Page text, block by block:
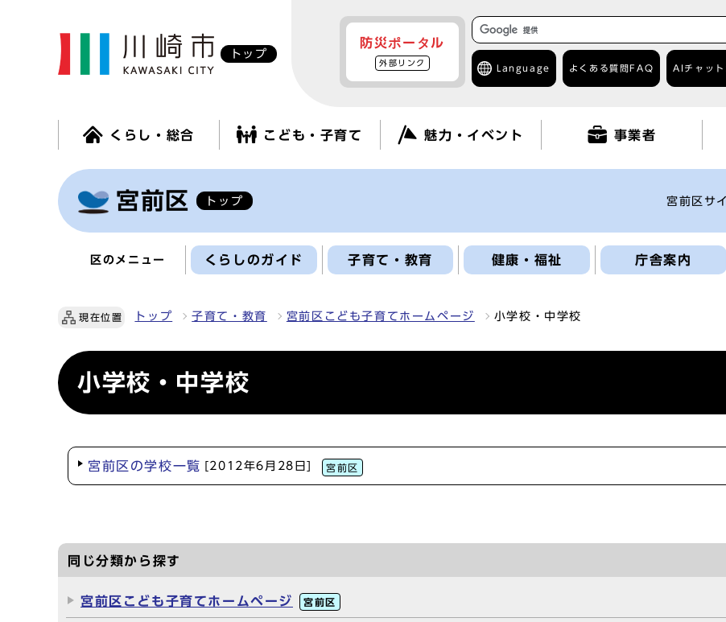
トップ
防災ポータル
外部リンク
Language よくある質問 FAQ AIチャット
くらし・総合 こども・子育て 魅力・イベント 事業者
宮前区 トップ 宮前区サ
区のメニュー くらしのガイド 子育て・教育 健康・福祉 庁舎案内
現在位置 トップ 子育て・教育 宮前区こども子育てホームページ 小学校・中学校
小学校・中学校
宮前区の学校一覧 [2012年6月28日] 宮前区
同じ分類から探す
宮前区こども子育てホームページ 宮前区